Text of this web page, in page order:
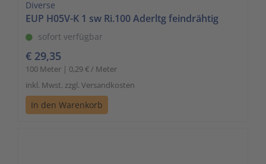
Diverse
EUP H05V-K 1 sw Ri.100 Aderltg feindrähtig
sofort verfügbar
€ 29,35
100 Meter | 0,29 € / Meter
inkl. Mwst. zzgl. Versandkosten
In den Warenkorb